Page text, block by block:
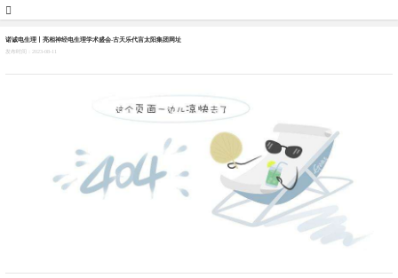
团2007773官网
诺诚电生理丨亮相神经电生理学术盛会-古天乐代言太阳集团网址
发布时间：2023-08-11